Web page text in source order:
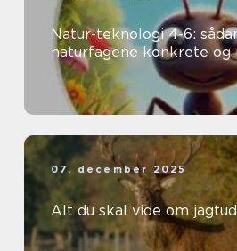
Natur-teknologi 4-6:
naturfagene konkrete
07. december 2025
Alt du skal vide om